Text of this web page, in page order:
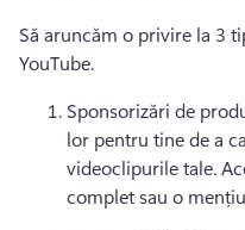
Să aruncăm o privire la 3
YouTube.
Sponsorizări de
lor pentru tine de a
videoclipurile tale.
complet sau o